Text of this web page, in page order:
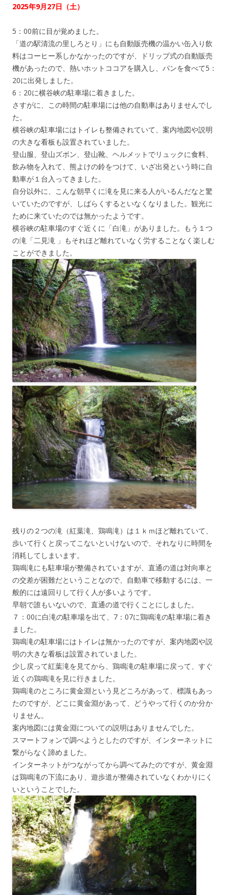
2025年9月27日（土）
5：00前に目が覚めました。
「道の駅清流の里しろとり」にも自動販売機の温かい缶入り飲
料はコーヒー系しかなかったのですが、ドリップ式の自動販売
機があったので、熱いホットココアを購入し、パンを食べて5：
20に出発しました。
6：20に横谷峡の駐車場に着きました。
さすがに、この時間の駐車場には他の自動車はありませんでし
た。
横谷峡の駐車場にはトイレも整備されていて、案内地図や説明
の大きな看板も設置されていました。
登山服、登山ズボン、登山靴、ヘルメットでリュックに食料、
飲み物を入れて、熊よけの鈴をつけて、いざ出発という時に自
動車が１台入ってきました。
自分以外に、こんな朝早くに滝を見に来る人がいるんだなと驚
いていたのですが、しばらくするといなくなりました。観光に
ために来ていたのでは無かったようです。
横谷峡の駐車場のすぐ近くに「白滝」がありました。もう１つ
の滝「二見滝 」もそれほど離れていなく労することなく楽しむ
ことができました。
残りの２つの滝（紅葉滝、鶏鳴滝）は１ｋｍほど離れていて、
歩いて行くと戻ってこないといけないので、それなりに時間を
消耗してしまいます。
鶏鳴滝にも駐車場が整備されていますが、直通の道は対向車と
の交差が困難だということなので、自動車で移動するには、一
般的には遠回りして行く人が多いようです。
早朝で誰もいないので、直通の道で行くことにしました。
７：00に白滝の駐車場を出て、7：07に鶏鳴滝の駐車場に着き
ました。
鶏鳴滝の駐車場にはトイレは無かったのですが、案内地図や説
明の大きな看板は設置されていました。
少し戻って紅葉滝を見てから、鶏鳴滝の駐車場に戻って、すぐ
近くの鶏鳴滝を見に行きました。
鶏鳴滝のところに黄金淵という見どころがあって、標識もあっ
たのですが、どこに黄金淵があって、どうやって行くのか分か
りません。
案内地図には黄金淵についての説明はありませんでした。
スマートフォンで調べようとしたのですが、インターネットに
繋がらなく諦めました。
インターネットがつながってから調べてみたのですが、黄金淵
は鶏鳴滝の下流にあり、遊歩道が整備されていなくわかりにく
いということでした。